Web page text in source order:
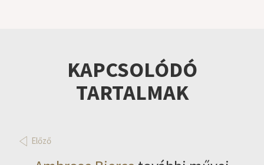
KAPCSOLÓDÓ
TARTALMAK
Előző